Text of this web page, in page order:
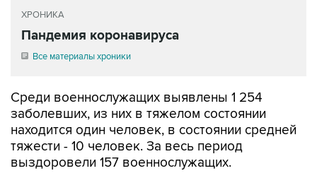
ХРОНИКА
Пандемия коронавируса
Все материалы хроники
Среди военнослужащих выявлены 1 254
заболевших, из них в тяжелом состоянии
находится один человек, в состоянии средней
тяжести - 10 человек. За весь период
выздоровели 157 военнослужащих.